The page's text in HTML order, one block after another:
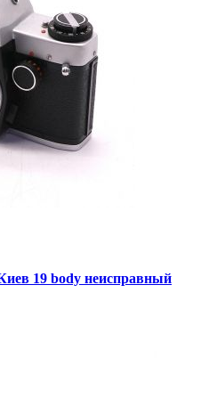
19 body неисправный